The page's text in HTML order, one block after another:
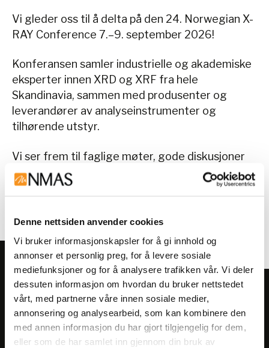
Denne nettsiden anvender cookies
Vi bruker informasjonskapsler for å gi innhold og
annonser et personlig preg, for å levere sosiale
mediefunksjoner og for å analysere trafikken vår. Vi deler
dessuten informasjon om hvordan du bruker nettstedet
vårt, med partnerne våre innen sosiale medier,
annonsering og analysearbeid, som kan kombinere den
med annen informasjon du har gjort tilgjengelig for dem,
eller som de har samlet inn gjennom din bruk av
Vi gleder oss til å delta på den 24. Norwegian X-
RAY Conference 7.–9. september 2026!
Konferansen samler industrielle og akademiske
eksperter innen XRD og XRF fra hele
Skandinavia, sammen med produsenter og
leverandører av analyseinstrumenter og
tilhørende utstyr.
Vi ser frem til faglige møter, gode diskusjoner
og nye bekjentskaper i Sør-Norge.
Meld deg på vårt nyhetsbrev!
Få informasjon om produkter,
arrangementer og kampanjer.